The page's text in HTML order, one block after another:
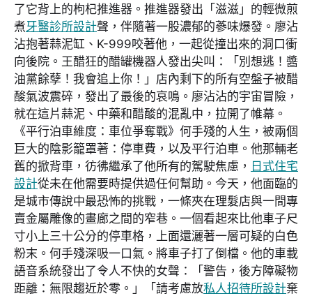
了它背上的枸杞推進器。推進器發出「滋滋」的輕微煎
煮牙醫診所設計聲，伴隨著一股濃郁的蔘味爆發。廖沾
沾抱著蒜泥缸、K-999咬著他，一起從撞出來的洞口衝
向後院。王醋狂的醋罐機器人發出尖叫：「別想逃！醬
油黨餘孽！我會追上你！」店內剩下的所有空盤子被醋
酸氣波震碎，發出了最後的哀鳴。廖沾沾的宇宙冒險，
就在這片蒜泥、中藥和醋酸的混亂中，拉開了帷幕。
《平行泊車維度：車位爭奪戰》何手殘的人生，被兩個
巨大的陰影籠罩著：停車費，以及平行泊車。他那輛老
舊的掀背車，彷彿繼承了他所有的駕駛焦慮， 日式住宅
設計從未在他需要時提供過任何幫助。今天，他面臨的
是城市傳說中最恐怖的挑戰，一條夾在理髮店與一間專
賣金屬雕像的畫廊之間的窄巷。一個看起來比他車子尺
寸小上三十公分的停車格，上面還灑著一層可疑的白色
粉末。何手殘深吸一口氣。將車子打了倒檔。他的車載
語音系統發出了令人不快的女聲：「警告，後方障礙物
距離：無限趨近於零。」「請考慮放私人招待所設計棄